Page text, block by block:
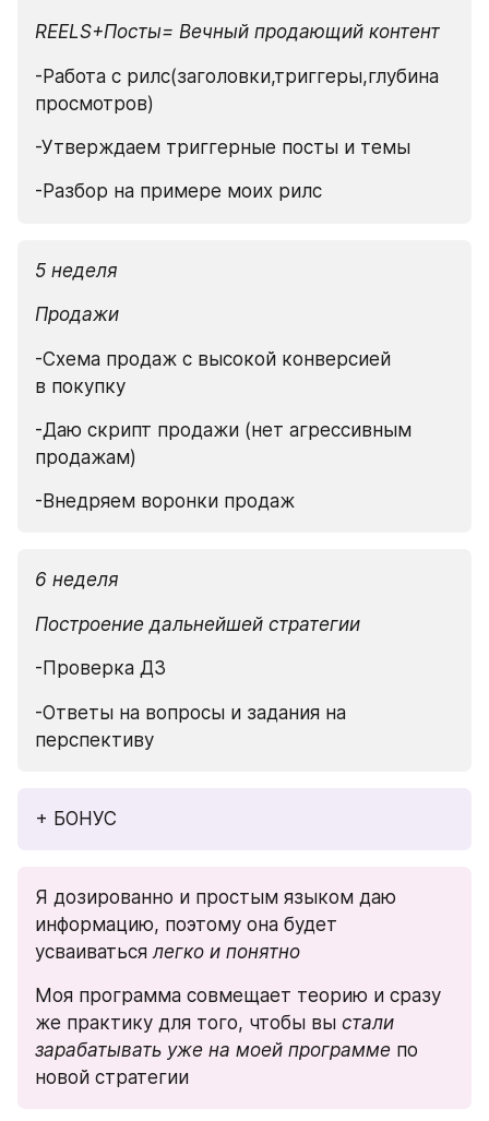
REELS+Посты= Вечный продающий контент
-Работа с рилс(заголовки,триггеры,глубина
просмотров)
-Утверждаем триггерные посты и темы
-Разбор на примере моих рилс
5 неделя
Продажи
-Схема продаж с высокой конверсией
в покупку
-Даю скрипт продажи (нет агрессивным
продажам)
-Внедряем воронки продаж
6 неделя
Построение дальнейшей стратегии
-Проверка ДЗ
-Ответы на вопросы и задания на
перспективу
+ БОНУС
Я дозированно и простым языком даю
информацию, поэтому она будет
усваиваться легко и понятно
Моя программа совмещает теорию и сразу
же практику для того, чтобы вы стали
зарабатывать уже на моей программе по
новой стратегии